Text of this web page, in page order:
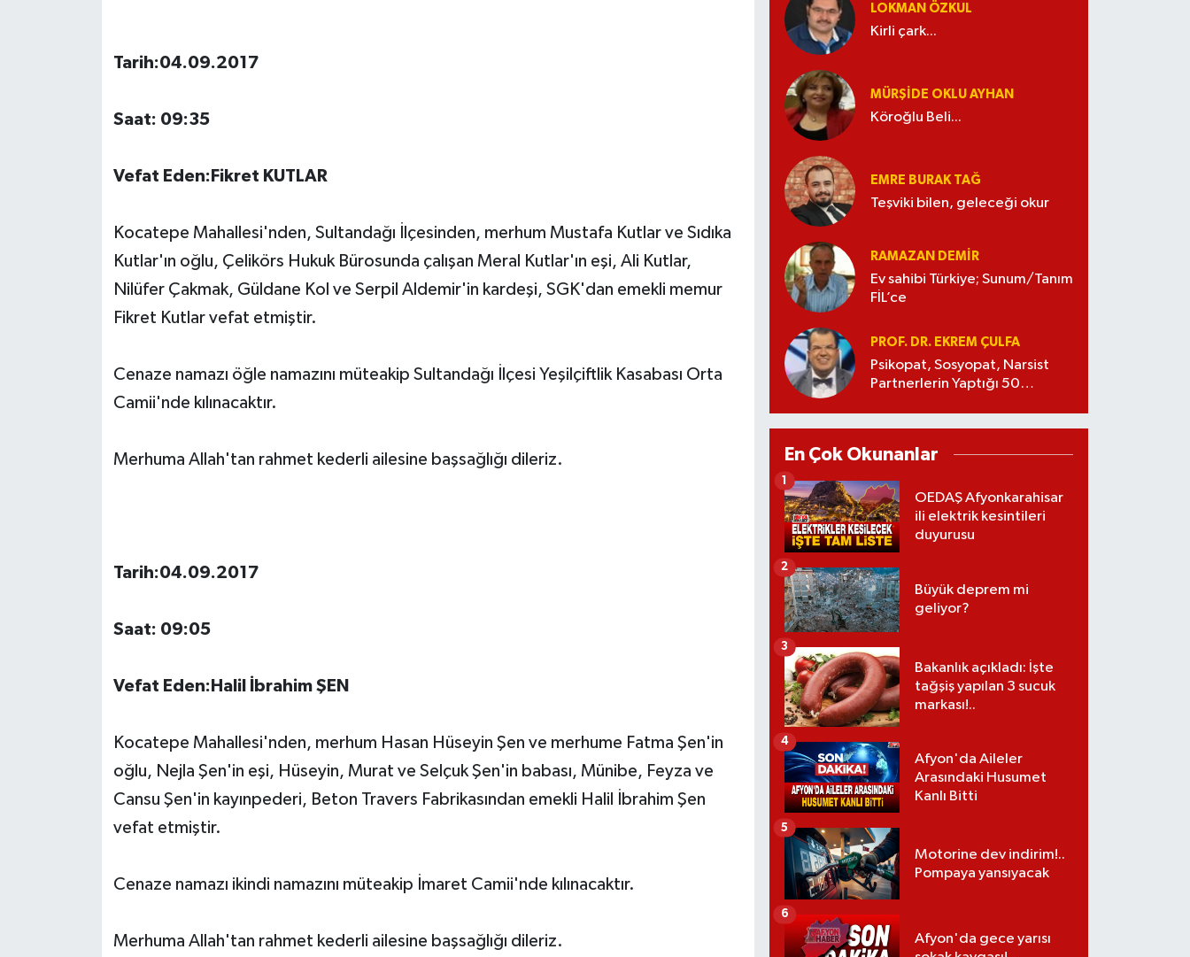
Tarih:04.09.2017
Saat: 09:35
Vefat Eden:Fikret KUTLAR
Kocatepe Mahallesi'nden, Sultandağı İlçesinden, merhum Mustafa Kutlar ve Sıdıka
Kutlar'ın oğlu, Çelikörs Hukuk Bürosunda çalışan Meral Kutlar'ın eşi, Ali Kutlar,
Nilüfer Çakmak, Güldane Kol ve Serpil Aldemir'in kardeşi, SGK'dan emekli memur
Fikret Kutlar vefat etmiştir.
Cenaze namazı öğle namazını müteakip Sultandağı İlçesi Yeşilçiftlik Kasabası Orta
Camii'nde kılınacaktır.
Merhuma Allah'tan rahmet kederli ailesine başsağlığı dileriz.
Tarih:04.09.2017
Saat: 09:05
Vefat Eden:Halil İbrahim ŞEN
Kocatepe Mahallesi'nden, merhum Hasan Hüseyin Şen ve merhume Fatma Şen'in
oğlu, Nejla Şen'in eşi, Hüseyin, Murat ve Selçuk Şen'in babası, Münibe, Feyza ve
Cansu Şen'in kayınpederi, Beton Travers Fabrikasından emekli Halil İbrahim Şen
vefat etmiştir.
Cenaze namazı ikindi namazını müteakip İmaret Camii'nde kılınacaktır.
Merhuma Allah'tan rahmet kederli ailesine başsağlığı dileriz.
LOKMAN ÖZKUL
Kirli çark...
MÜRŞIDE OKLU AYHAN
Köroğlu Beli...
EMRE BURAK TAĞ
Teşviki bilen, geleceği okur
RAMAZAN DEMİR
Ev sahibi Türkiye; Sunum/Tanım
FİL’ce
PROF. DR. EKREM ÇULFA
Psikopat, Sosyopat, Narsist
Partnerlerin Yaptığı 50
En Çok Okunanlar
OEDAŞ Afyonkarahisar
ili elektrik kesintileri
duyurusu
1
Büyük deprem mi
geliyor?
2
Bakanlık açıkladı: İşte
tağşiş yapılan 3 sucuk
markası!..
3
Afyon'da Aileler
Arasındaki Husumet
Kanlı Bitti
4
Motorine dev indirim!..
Pompaya yansıyacak
5
Afyon'da gece yarısı
6